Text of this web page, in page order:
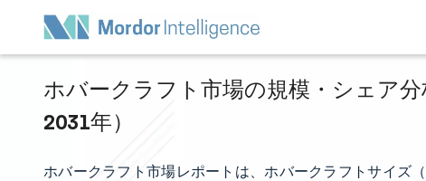
ホバークラフト市場の規模・シェア
2031年）
ホバークラフト市場レポートは、ホバークラフトサイズ